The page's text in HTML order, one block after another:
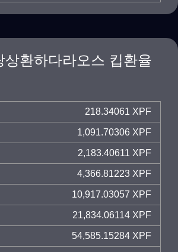
상환하다라오스 킵환율
218.34061 XPF
1,091.70306 XPF
2,183.40611 XPF
4,366.81223 XPF
10,917.03057 XPF
21,834.06114 XPF
54,585.15284 XPF